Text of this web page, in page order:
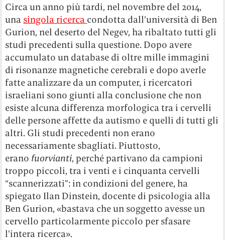
Circa un anno più tardi, nel novembre del 2014,
una singola ricerca condotta dall’università di Ben
Gurion, nel deserto del Negev, ha ribaltato tutti gli
studi precedenti sulla questione. Dopo avere
accumulato un database di oltre mille immagini
di risonanze magnetiche cerebrali e dopo averle
fatte analizzare da un computer, i ricercatori
israeliani sono giunti alla conclusione che non
esiste alcuna differenza morfologica tra i cervelli
delle persone affette da autismo e quelli di tutti gli
altri. Gli studi precedenti non erano
necessariamente sbagliati. Piuttosto,
erano fuorvianti, perché partivano da campioni
troppo piccoli, tra i venti e i cinquanta cervelli
“scannerizzati”: in condizioni del genere, ha
spiegato Ilan Dinstein, docente di psicologia alla
Ben Gurion, «bastava che un soggetto avesse un
cervello particolarmente piccolo per sfasare
l’intera ricerca».